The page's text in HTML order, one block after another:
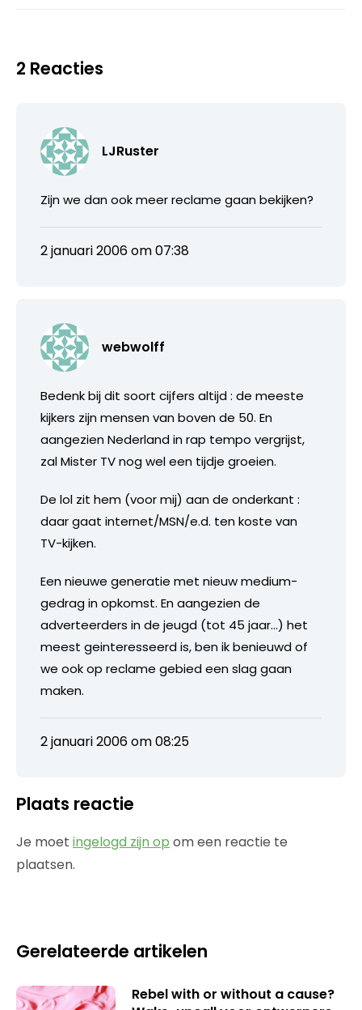
2 Reacties
LJRuster
Zijn we dan ook meer reclame gaan bekijken?
2 januari 2006 om 07:38
webwolff
Bedenk bij dit soort cijfers altijd : de meeste
kijkers zijn mensen van boven de 50. En
aangezien Nederland in rap tempo vergrijst,
zal Mister TV nog wel een tijdje groeien.
De lol zit hem (voor mij) aan de onderkant :
daar gaat internet/MSN/e.d. ten koste van
TV-kijken.
Een nieuwe generatie met nieuw medium-
gedrag in opkomst. En aangezien de
adverteerders in de jeugd (tot 45 jaar…) het
meest geinteresseerd is, ben ik benieuwd of
we ook op reclame gebied een slag gaan
maken.
2 januari 2006 om 08:25
Plaats reactie
Je moet ingelogd zijn op om een reactie te
plaatsen.
Gerelateerde artikelen
Rebel with or without a cause?